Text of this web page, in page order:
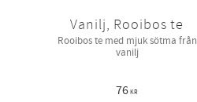
Vanilj, Rooibos te
Rooibos te med mjuk sötma från
vanilj
76KR